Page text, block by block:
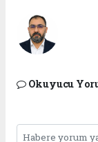
Okuyucu